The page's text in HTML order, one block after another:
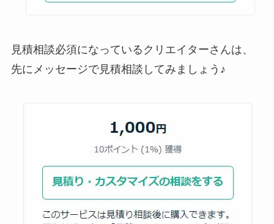
見積相談必須になっているクリエイターさんは、
先にメッセージで見積相談 してみましょう♪